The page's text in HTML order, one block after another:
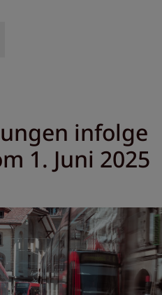
infolge
1. Juni 2025